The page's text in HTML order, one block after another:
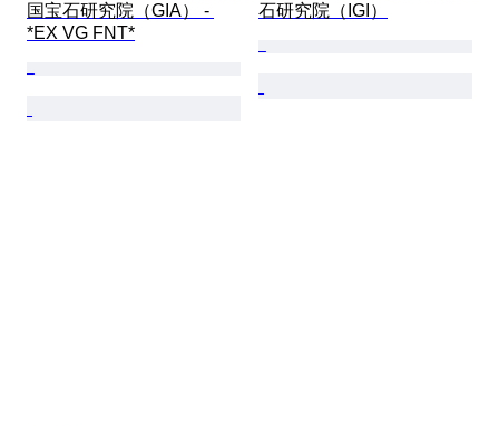
国宝石研究院（GIA） -
*EX VG FNT*
石研究院（IGI）